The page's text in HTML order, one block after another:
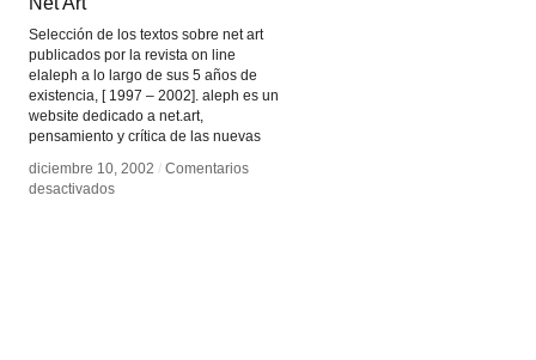
Selección de los textos sobre net art
publicados por la revista on line
elaleph a lo largo de sus 5 años de
existencia, [ 1997 – 2002]. aleph es un
website dedicado a net.art,
pensamiento y crítica de las nuevas
diciembre 10, 2002 / Comentarios
desactivadosen
diciembre 10, 2002 / Comentarios
desactivadosen